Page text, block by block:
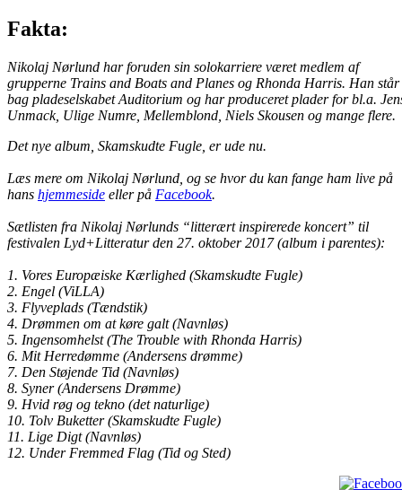
Fakta:
Nikolaj Nørlund har foruden sin solokarriere været medlem af
grupperne Trains and Boats and Planes og Rhonda Harris. Han står
bag pladeselskabet Auditorium og har produceret plader for bl.a.
Unmack, Ulige Numre, Mellemblond, Niels Skousen og mange flere.
Det nye album, Skamskudte Fugle , er ude nu.
Læs mere om Nikolaj Nørlund, og se hvor du kan fange ham live på
hans hjemmeside eller på Facebook.
Sætlisten fra Nikolaj Nørlunds “litterært inspirerede koncert” til
festivalen Lyd+Litteratur den 27. oktober 2017 (album i parentes):
1. Vores Europæiske Kærlighed (Skamskudte Fugle)
2. Engel (ViLLA)
3. Flyveplads (Tændstik)
4. Drømmen om at køre galt (Navnløs)
5. Ingensomhelst (The Trouble with Rhonda Harris)
6. Mit Herredømme (Andersens drømme)
7. Den Støjende Tid (Navnløs)
8. Syner (Andersens Drømme)
9. Hvid røg og tekno (det naturlige)
10. Tolv Buketter (Skamskudte Fugle)
11. Lige Digt (Navnløs)
12. Under Fremmed Flag (Tid og Sted)